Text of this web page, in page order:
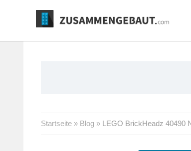
Startseite » Blog » LEGO BrickHeadz 40490